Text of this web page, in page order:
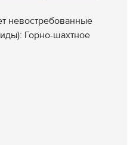
невостребованные
Горно-шахтное